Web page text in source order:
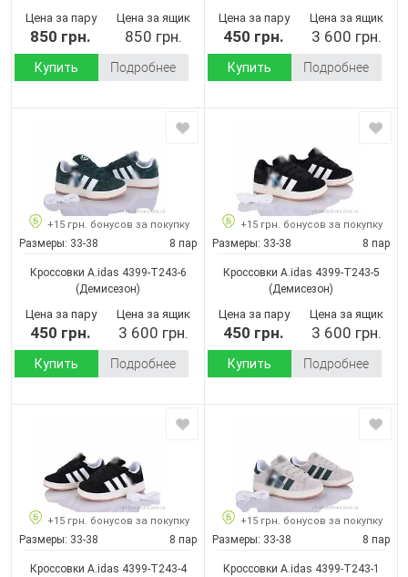
Цена за пару
850 грн.
Цена за ящик
850 грн.
Купить Подробнее
Цена за пару
450 грн.
Цена за ящик
3 600 грн.
Купить Подробнее
+15 грн. бонусов за покупку
Размеры: 33-38 8 пар
Кроссовки A.idas 4399-T243-6
(Демисезон)
Цена за пару
450 грн.
Цена за ящик
3 600 грн.
Купить Подробнее
+15 грн. бонусов за покупку
Размеры: 33-38 8 пар
Кроссовки A.idas 4399-T243-5
(Демисезон)
Цена за пару
450 грн.
Цена за ящик
3 600 грн.
Купить Подробнее
+15 грн. бонусов за покупку
Размеры: 33-38 8 пар
Кроссовки A.idas 4399-T243-4
+15 грн. бонусов за покупку
Размеры: 33-38 8 пар
Кроссовки A.idas 4399-T243-1